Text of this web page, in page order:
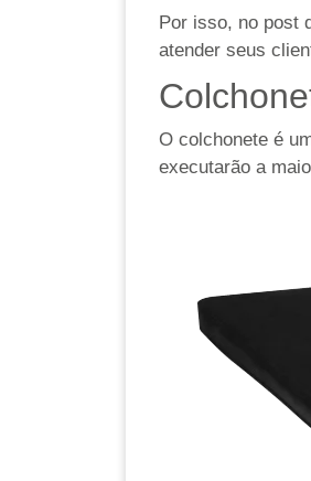
Por isso, no post
atender seus
O colchonete é
executarão a